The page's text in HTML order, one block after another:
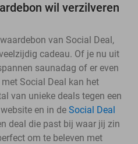
wil verzilveren
van Social Deal,
cadeau. Of je nu uit
saunadag of er even
Social Deal kan het
van unieke deals tegen een
en in de Social Deal
deal die past bij waar jij zin
om te beleven met